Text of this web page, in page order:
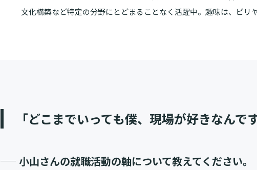
文化構築など特定の分野にとどまることなく活躍中。趣味は、ビリ
「どこまでいっても僕、現場が好きなんで
小山さんの就職活動の軸について教えてください。